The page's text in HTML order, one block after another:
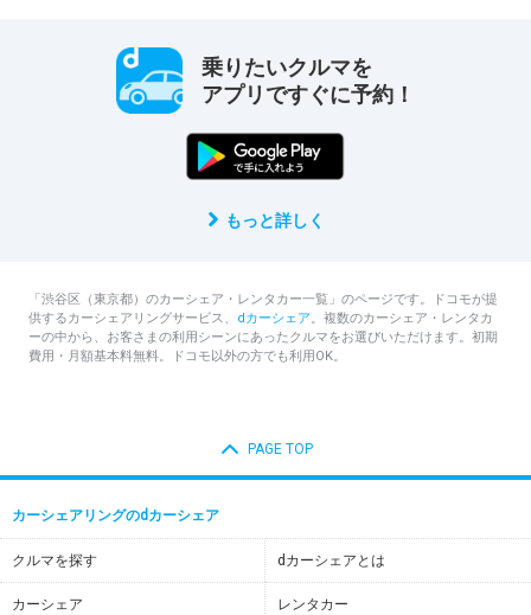
乗りたいクルマを
アプリですぐに予約！
もっと詳しく
「渋谷区（東京都）のカーシェア・レンタカー一覧」のページです。ドコモが提
供するカーシェアリングサービス、 dカーシェア。複数のカーシェア・レンタカ
ーの中から、お客さまの利用シーンにあったクルマをお選びいただけます。初期
費用・月額基本料無料。ドコモ以外の方でも利用OK。
PAGE TOP
カーシェアリングのdカーシェア
クルマを探す dカーシェアとは
カーシェア レンタカー